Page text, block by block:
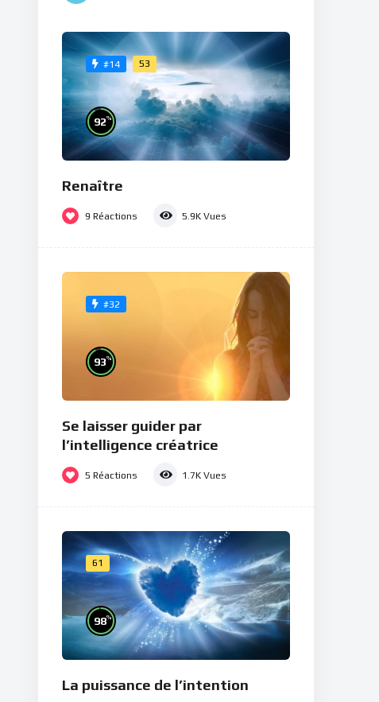
#14 53
92%
Renaître
9 Réactions 5.9K Vues
#32
93%
Se laisser guider par
l’intelligence créatrice
5 Réactions 1.7K Vues
61
98%
La puissance de l’intention